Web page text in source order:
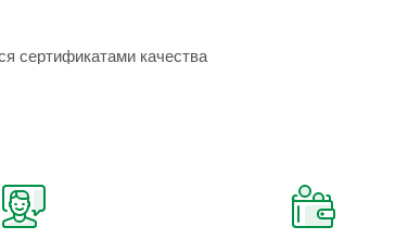
сертификатами качества